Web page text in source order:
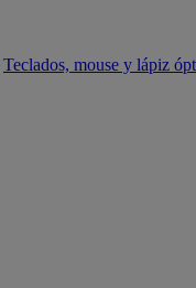
Teclados, mouse y lápiz